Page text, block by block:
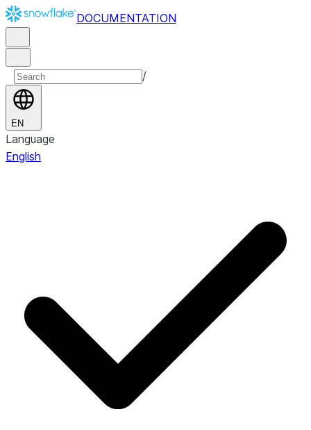
DOCUMENTATION
/
EN
Language
English